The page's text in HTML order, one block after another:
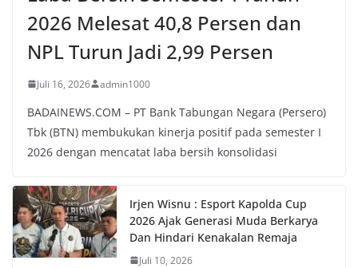
2026 Melesat 40,8 Persen dan
NPL Turun Jadi 2,99 Persen
Juli 16, 2026 admin1000
BADAINEWS.COM – PT Bank Tabungan Negara (Persero)
Tbk (BTN) membukukan kinerja positif pada semester I
2026 dengan mencatat laba bersih konsolidasi
Irjen Wisnu : Esport Kapolda Cup
2026 Ajak Generasi Muda Berkarya
Dan Hindari Kenakalan Remaja
Juli 10, 2026